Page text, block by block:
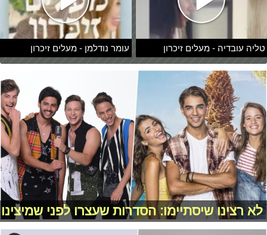
טליה עובדיה - מעלים זיכרון עומר נודלמן - מעלים זיכרון
לא רצינו שיסתיימו: הסדרות שעצרו לפני שמיצינו